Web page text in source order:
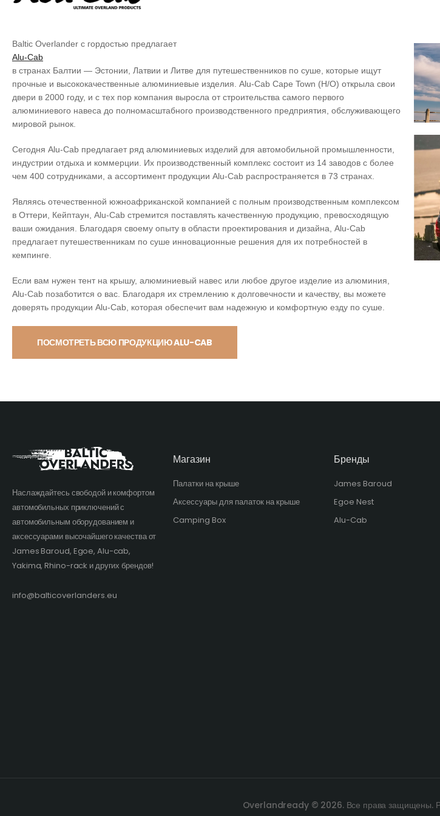
Baltic Overlander с гордостью предлагает
Alu-Cab
в странах Балтии — Эстонии, Латвии и Литве для путешественников по суше, которые ищут
прочные и высококачественные алюминиевые изделия. Alu-Cab Cape Town (H/O) открыла свои
двери в 2000 году, и с тех пор компания выросла от строительства самого первого
алюминиевого навеса до полномасштабного производственного предприятия, обслуживающего
мировой рынок.
Сегодня Alu-Cab предлагает ряд алюминиевых изделий для автомобильной промышленности,
индустрии отдыха и коммерции. Их производственный комплекс состоит из 14 заводов с более
чем 400 сотрудниками, а ассортимент продукции Alu-Cab распространяется в 73 странах.
Являясь отечественной южноафриканской компанией с полным производственным комплексом
в Оттери, Кейптаун, Alu-Cab стремится поставлять качественную продукцию, превосходящую
ваши ожидания. Благодаря своему опыту в области проектирования и дизайна, Alu-Cab
предлагает путешественникам по суше инновационные решения для их потребностей в
кемпинге.
Если вам нужен тент на крышу, алюминиевый навес или любое другое изделие из алюминия,
Alu-Cab позаботится о вас. Благодаря их стремлению к долговечности и качеству, вы можете
доверять продукции Alu-Cab, которая обеспечит вам надежную и комфортную езду по суше.
ПОСМОТРЕТЬ ВСЮ ПРОДУКЦИЮ ALU-CAB
Наслаждайтесь свободой и комфортом
автомобильных приключений с
автомобильным оборудованием и
аксессуарами высочайшего качества от
James Baroud, Egoe, Alu-cab,
Yakima, Rhino-rack и других брендов!​
info@balticoverlanders.eu
Магазин
Палатки на крыше
Аксессуары для палаток на крыше
Camping Box
Бренды
James Baroud
Egoe Nest
Alu-Cab
Overlandready © 2026. Все права защищены.